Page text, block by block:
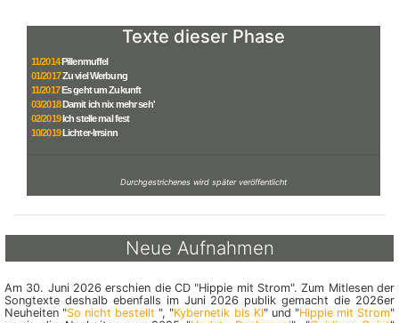
Texte dieser Phase
11/2014Pillenmuffel
01/2017Zu viel Werbung
11/2017Es geht um Zukunft
03/2018Damit ich nix mehr seh'
02/2019Ich stelle mal fest
10/2019Lichter-Irrsinn
Durchgestrichenes wird später veröffentlicht
Neue Aufnahmen
Am 30. Juni 2026 erschien die CD "Hippie mit Strom". Zum Mitlesen der
Songtexte deshalb ebenfalls im Juni 2026 publik gemacht die 2026er
Neuheiten "So nicht bestellt ", "Kybernetik bis KI" und "Hippie mit Strom"